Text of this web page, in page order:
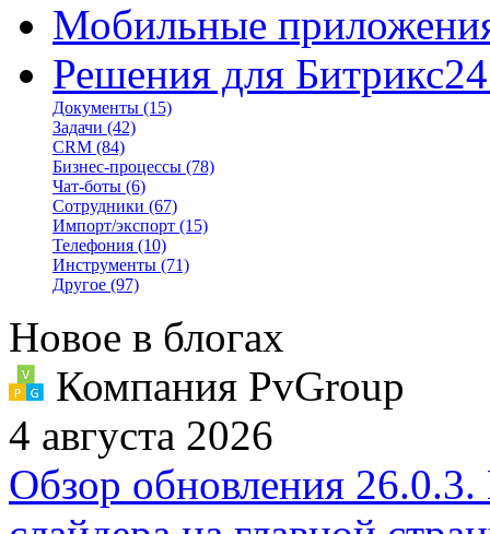
Мобильные
Решения для Битрикс24
Документы (15)
Задачи (42)
CRM (84)
Бизнес-процессы (78)
Чат-боты (6)
Сотрудники (67)
Импорт/экспорт (15)
Телефония (10)
Инструменты (71)
Другое (97)
Новое в блогах
Компания PvGroup
4 августа 2026
Обзор обновления 26.0.3.